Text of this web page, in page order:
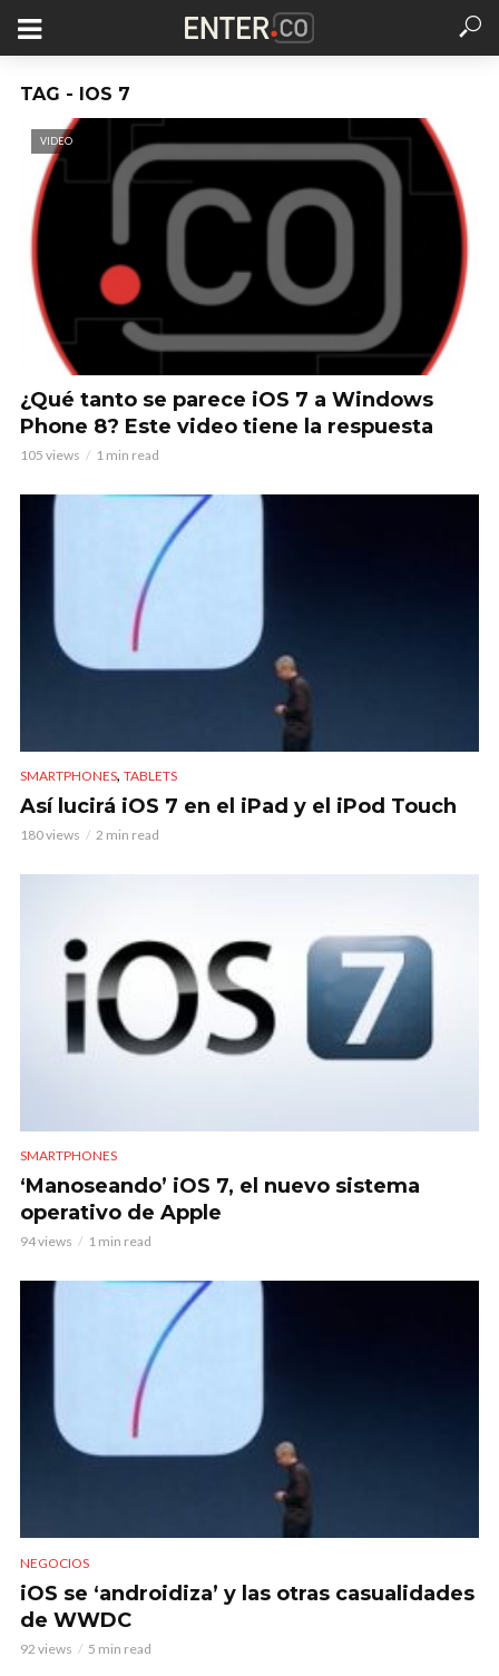
TAG - IOS 7
VIDEO
¿Qué tanto se parece iOS 7 a Windows
Phone 8? Este video tiene la respuesta
105 views 1 min read
SMARTPHONES, TABLETS
Así lucirá iOS 7 en el iPad y el iPod Touch
180 views 2 min read
SMARTPHONES
‘Manoseando’ iOS 7, el nuevo sistema
operativo de Apple
94 views 1 min read
NEGOCIOS
iOS se ‘androidiza’ y las otras casualidades
de WWDC
92 views 5 min read